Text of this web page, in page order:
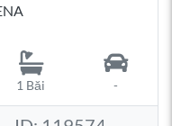
1 Băi -